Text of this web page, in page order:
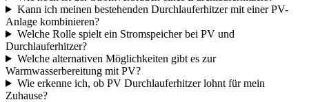
Kann ich meinen bestehenden Durchlauferhitzer mit einer PV-
Anlage kombinieren?
Welche Rolle spielt ein Stromspeicher bei PV und
Durchlauferhitzer?
Welche alternativen Möglichkeiten gibt es zur
Warmwasserbereitung mit PV?
Wie erkenne ich, ob PV Durchlauferhitzer lohnt für mein
Zuhause?